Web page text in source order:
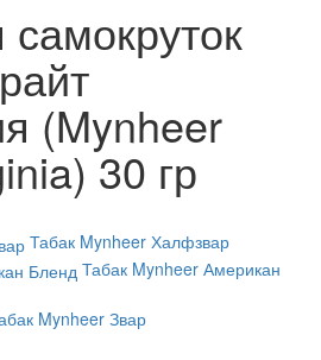
(Mynheer
30 гр
Табак Mynheer Халфзвар
Табак Mynheer Американ
Mynheer Звар